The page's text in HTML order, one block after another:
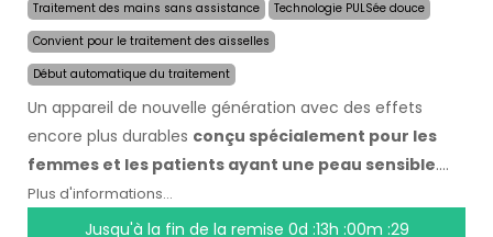
Traitement des mains sans assistance
Technologie PULSée douce
Convient pour le traitement des aisselles
Début automatique du traitement
Un appareil de nouvelle génération avec des effets
encore plus durables conçu spécialement pour les
femmes et les patients ayant une peau sensible.
Grâce à sa technologie nouvelle et révolutionnaire, il
peut arrêter la transpiration rapidement et pendant très
Plus d'informations...
Jusqu'à la fin de la remise 0d :13h :00m :28